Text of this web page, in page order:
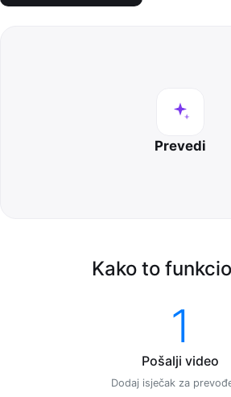
Prevedi
Kako to
1
Pošalji video
Dodaj isječak za